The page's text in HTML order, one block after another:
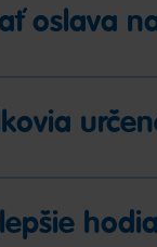
oslava